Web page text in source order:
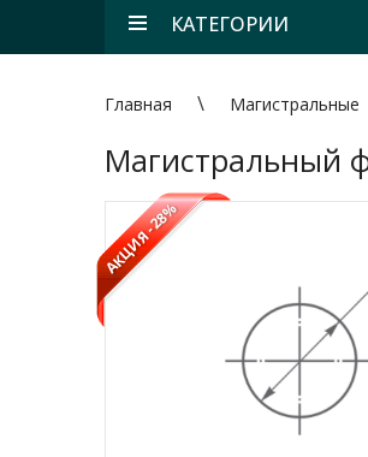
КАТЕГОРИИ
Главная Магистральные
Магистральный
АКЦИЯ
-28%